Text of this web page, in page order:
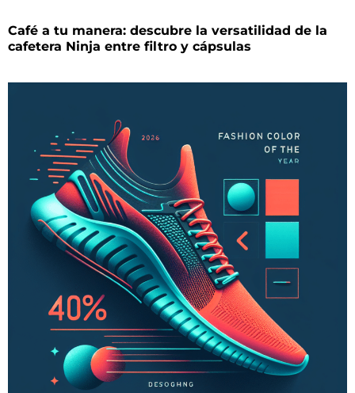
Café a tu manera: descubre la versatilidad de la
cafetera Ninja entre filtro y cápsulas